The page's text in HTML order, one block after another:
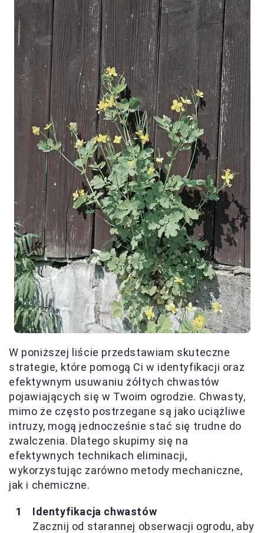
W poniższej liście przedstawiam skuteczne
strategie, które pomogą Ci w identyfikacji oraz
efektywnym usuwaniu żółtych chwastów
pojawiających się w Twoim ogrodzie. Chwasty,
mimo że często postrzegane są jako uciążliwe
intruzy, mogą jednocześnie stać się trudne do
zwalczenia. Dlatego skupimy się na
efektywnych technikach eliminacji,
wykorzystując zarówno metody mechaniczne,
jak i chemiczne.
Identyfikacja chwastów
Zacznij od starannej obserwacji ogrodu, aby